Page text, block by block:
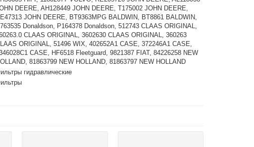
DEERE, AH128449 JOHN DEERE, T175002 JOHN DEERE,
JOHN DEERE, BT9363MPG BALDWIN, BT8861 BALDWIN,
Donaldson, P164378 Donaldson, 512743 CLAAS ORIGINAL,
CLAAS ORIGINAL, 3602630 CLAAS ORIGINAL, 360263
ORIGINAL, 51496 WIX, 402652A1 CASE, 372246A1 CASE,
CASE, HF6518 Fleetguard, 9821387 FIAT, 84226258 NEW
81863799 NEW HOLLAND, 81863797 NEW HOLLAND
гидравлические